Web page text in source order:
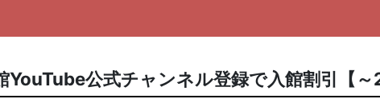
YouTube公式チャンネル登録で入館割引【～